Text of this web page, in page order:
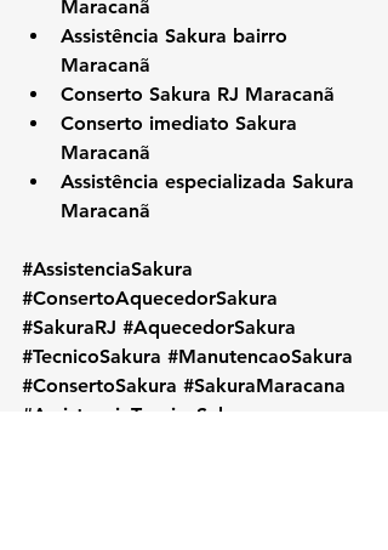
Maracanã
Assistência Sakura bairro
Maracanã
Conserto Sakura RJ Maracanã
Conserto imediato Sakura
Maracanã
Assistência especializada Sakura
Maracanã
#AssistenciaSakura
#ConsertoAquecedorSakura
#SakuraRJ #AquecedorSakura
#TecnicoSakura #ManutencaoSakura
#ConsertoSakura #SakuraMaracana
#AssistenciaTecnicaSakura